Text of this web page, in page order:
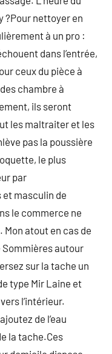
?Pour nettoyer en
à un pro :
dans l’entrée,
ceux du pièce à
chambre à
ils seront
les maltraiter et les
pas la poussière
le plus
par
masculin de
le commerce ne
atout en cas de
Sommières autour
sur la tache un
type Mir Laine et
l’intérieur.
de l’eau
la tache.Ces